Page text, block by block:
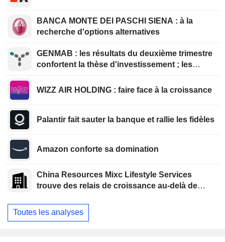
BANCA MONTE DEI PASCHI SIENA : à la
recherche d'options alternatives
GENMAB : les résultats du deuxième trimestre
confortent la thèse d'investissement ; les
WIZZ AIR HOLDING : faire face à la croissance
Palantir fait sauter la banque et rallie les fidèles
Amazon conforte sa domination
China Resources Mixc Lifestyle Services
trouve des relais de croissance au-delà de
Toutes les analyses